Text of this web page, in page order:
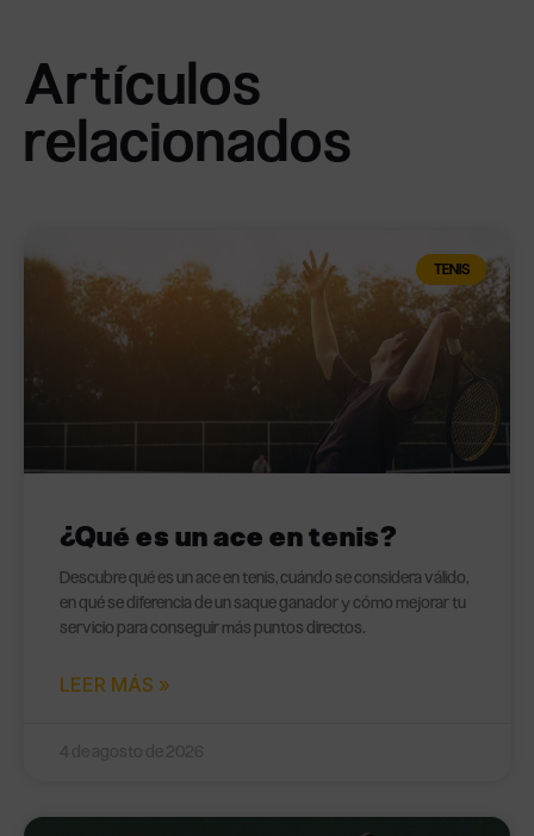
Artículos
relacionados
TENIS
¿Qué es un ace en tenis?
Descubre qué es un ace en tenis, cuándo se considera válido,
en qué se diferencia de un saque ganador y cómo mejorar tu
servicio para conseguir más puntos directos.
LEER MÁS »